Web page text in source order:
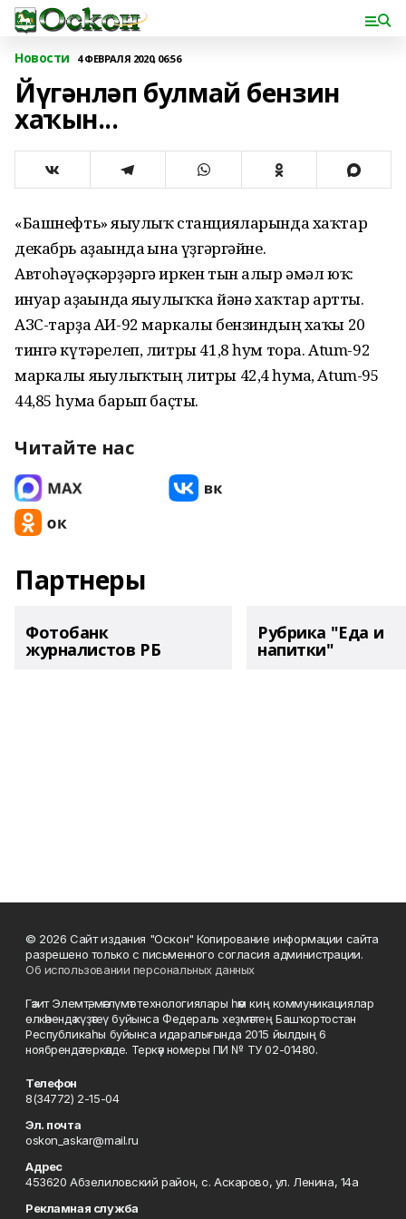
Новости 4 ФЕВРАЛЯ 2020, 06:56
Йүгәнләп булмай бензин
хаҡын...
«Башнефть» яғыулыҡ станцияларында хаҡтар
декабрь аҙағында ғына үҙгәргәйне.
Автоһәүәҫкәрҙәргә иркен тын алыр әмәл юҡ:
ғинуар аҙағында яғыулыҡҡа йәнә хаҡтар артты.
АЗС-тарҙа АИ-92 маркалы бензиндың хаҡы 20
тингә күтәрелеп, литры 41,8 һум тора. Atum-92
маркалы яғыулыҡтың литры 42,4 һумға, Atum-95
44,85 һумға барып баҫты.
Читайте нас
Партнеры
Фотобанк
журналистов РБ
Рубрика "Еда и
напитки"
© 2026 Сайт издания "Оскон" Копирование информации сайта
разрешено только с письменного согласия администрации.
Об использовании персональных данных
Гәзит Элемтә, мәғлүмәт технологиялары һәм киң коммуникациялар
өлкәһендә күҙәтеү буйынса Федераль хеҙмәттең Башҡортостан
Республикаһы буйынса идаралығында 2015 йылдың 6
ноябрендә теркәлде. Теркәү номеры ПИ № ТУ 02-01480.
Телефон
8(34772) 2-15-04
Эл. почта
oskon_askar@mail.ru
Адрес
453620 Абзелиловский район, с. Аскарово, ул. Ленина, 14а
Рекламная служба